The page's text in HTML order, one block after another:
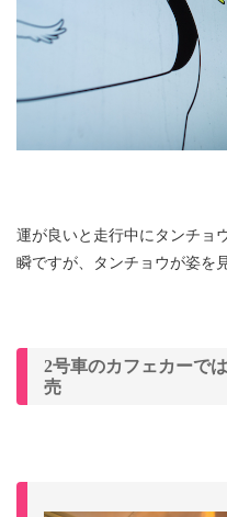
運が良いと走行中にタンチョ
瞬ですが、タンチョウが姿を
2号車のカフェカーで
売